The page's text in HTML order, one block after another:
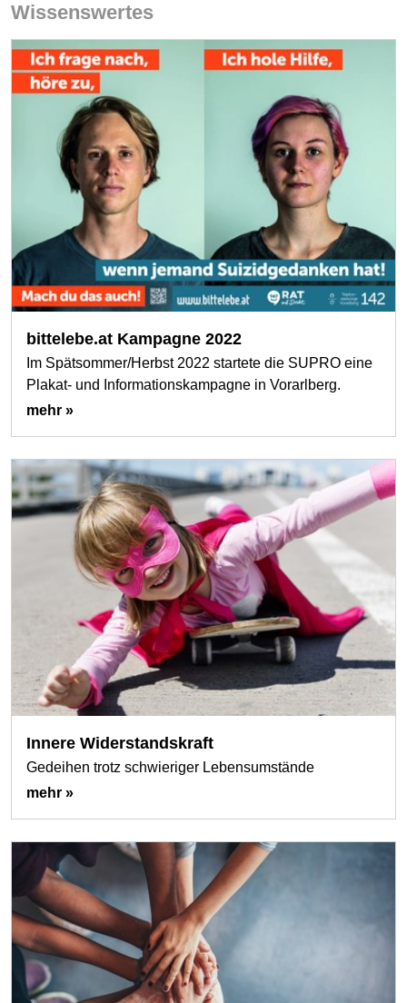
Wissenswertes
bittelebe.at Kampagne 2022
Im Spätsommer/Herbst 2022 startete die SUPRO eine
Plakat- und Informationskampagne in Vorarlberg.
mehr »
Innere Widerstandskraft
Gedeihen trotz schwieriger Lebensumstände
mehr »